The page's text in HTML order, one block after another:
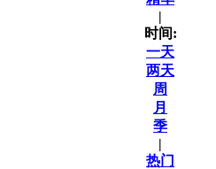
|
时间:
一天
两天
周
月
季
|
热门